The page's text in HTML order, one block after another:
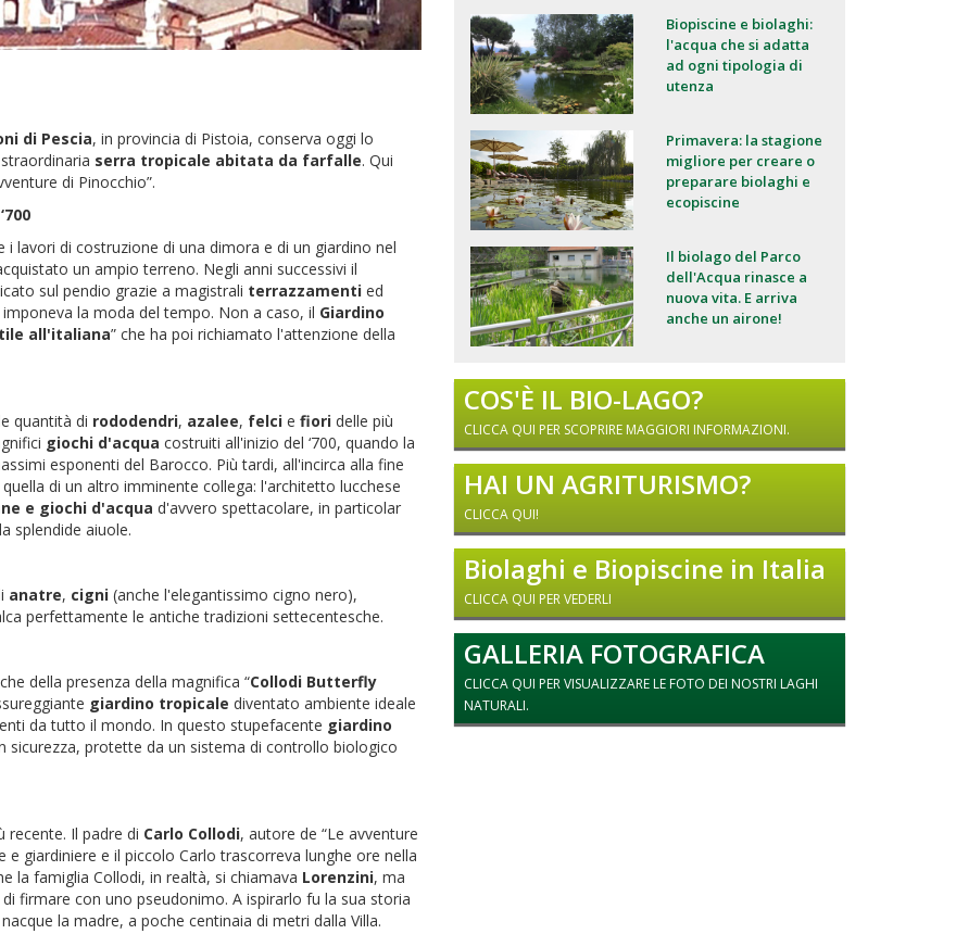
di Pescia, in provincia di Pistoia, conserva oggi lo
serra tropicale abitata da farfalle. Qui
di Pinocchio”.
i lavori di costruzione di una dimora e di un giardino nel
un ampio terreno. Negli anni successivi il
sul pendio grazie a magistrali terrazzamenti ed
la moda del tempo. Non a caso, il Giardino
all'italiana” che ha poi richiamato l'attenzione della
quantità di rododendri, azalee, felci e fiori delle più
giochi d'acqua costruiti all'inizio del ‘700, quando la
esponenti del Barocco. Più tardi, all'incirca alla fine
di un altro imminente collega: l'architetto lucchese
e giochi d'acqua d'avvero spettacolare, in particolar
splendide aiuole.
anatre, cigni (anche l'elegantissimo cigno nero),
perfettamente le antiche tradizioni settecentesche.
della presenza della magnifica “Collodi Butterfly
giardino tropicale diventato ambiente ideale
da tutto il mondo. In questo stupefacente giardino
protette da un sistema di controllo biologico
recente. Il padre di Carlo Collodi, autore de “Le avventure
e giardiniere e il piccolo Carlo trascorreva lunghe ore nella
la famiglia Collodi, in realtà, si chiamava Lorenzini, ma
firmare con uno pseudonimo. A ispirarlo fu la sua storia
la madre, a poche centinaia di metri dalla Villa.
Biopiscine e biolaghi:
l'acqua che si adatta
ad ogni tipologia di
utenza
Primavera: la stagione
migliore per creare o
preparare biolaghi e
ecopiscine
Il biolago del Parco
dell'Acqua rinasce a
nuova vita. E arriva
anche un airone!
COS'È IL BIO-LAGO?
CLICCA QUI PER SCOPRIRE MAGGIORI INFORMAZIONI.
HAI UN AGRITURISMO?
CLICCA QUI!
Biolaghi e Biopiscine in Italia
CLICCA QUI PER VEDERLI
GALLERIA FOTOGRAFICA
CLICCA QUI PER VISUALIZZARE LE FOTO DEI NOSTRI LAGHI
NATURALI.